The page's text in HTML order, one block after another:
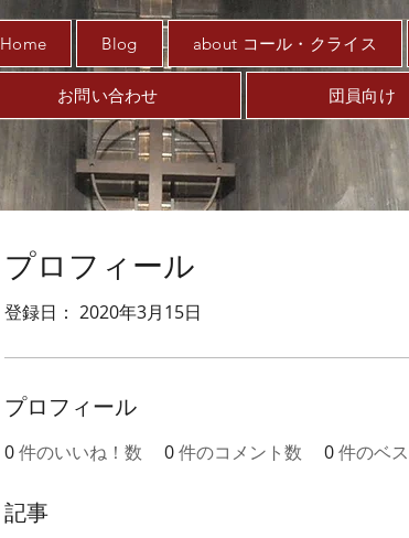
Home Blog about コール・クライス
お問い合わせ 団員向け
プロフィール
登録日： 2020年3月15日
プロフィール
0件のいいね！数 0件のコメント数 0件のベ
記事